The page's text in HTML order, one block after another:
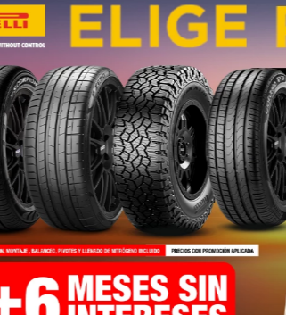
3.225
4.215
5.205
6.185
7.195 65 15
8. 195
265
10.
175